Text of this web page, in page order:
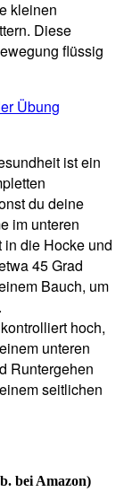
kleinen
Diese
flüssig
ist ein
du deine
im unteren
die Hocke und
45 Grad
Bauch, um
hoch,
unteren
Runtergehen
seitlichen
bei Amazon)